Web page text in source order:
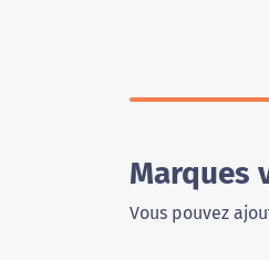
Marques
Vous pouvez